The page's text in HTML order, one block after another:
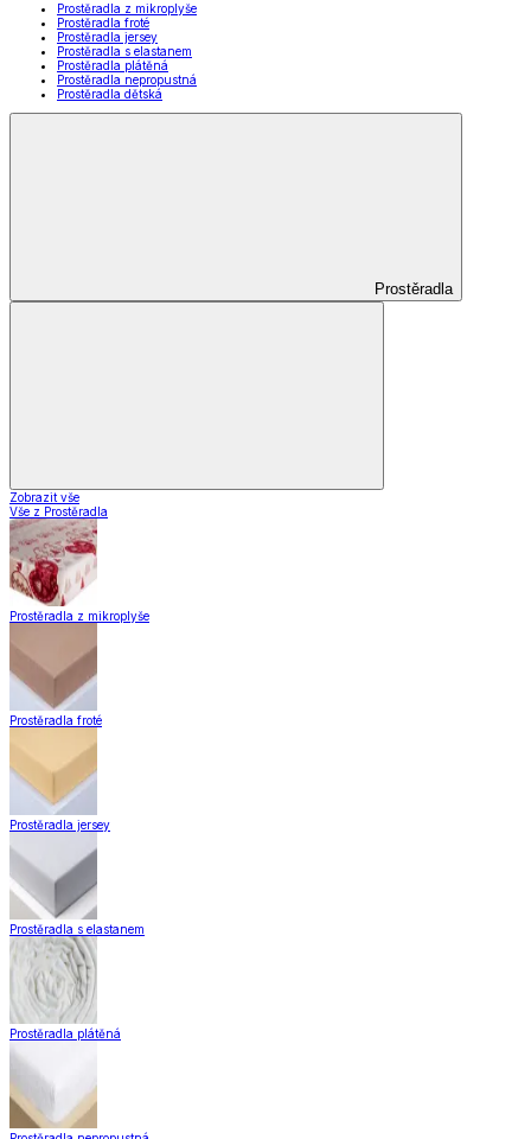
Prostěradla z mikroplyše
Prostěradla froté
Prostěradla jersey
Prostěradla s elastanem
Prostěradla plátěná
Prostěradla nepropustná
Prostěradla dětská
Prostěradla
Zobrazit vše
Vše z Prostěradla
Prostěradla z mikroplyše
Prostěradla froté
Prostěradla jersey
Prostěradla s elastanem
Prostěradla plátěná